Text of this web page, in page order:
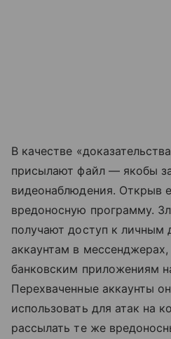
В качестве
присылают файл — якобы
видеонаблюдения. Открыв
вредоносную программу.
получают доступ к личным
аккаунтам в
банковским приложениям
Перехваченные аккаунты
использовать для атак на
рассылать те же